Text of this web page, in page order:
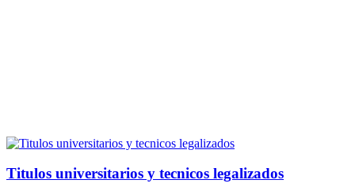
Titulos universitarios y tecnicos legalizados